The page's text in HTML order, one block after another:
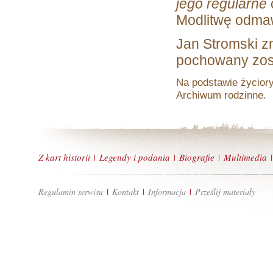
jego regularne
Modlitwę
Jan Stromski
pochowany
Na podstawie
Archiwum rodzinne.
Z kart historii | Legendy i podania | Biografie | Multimedia |
Regulamin serwisu | Kontakt | Informacja | Prześlij materiały